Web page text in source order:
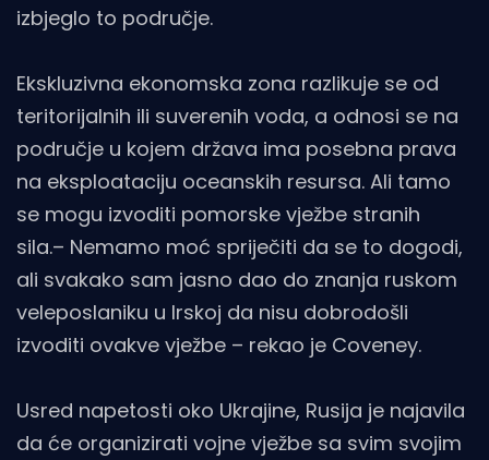
izbjeglo to područje.
Ekskluzivna ekonomska zona razlikuje se od
teritorijalnih ili suverenih voda, a odnosi se na
područje u kojem država ima posebna prava
na eksploataciju oceanskih resursa. Ali tamo
se mogu izvoditi pomorske vježbe stranih
sila.– Nemamo moć spriječiti da se to dogodi,
ali svakako sam jasno dao do znanja ruskom
veleposlaniku u Irskoj da nisu dobrodošli
izvoditi ovakve vježbe – rekao je Coveney.
Usred napetosti oko Ukrajine, Rusija je najavila
da će organizirati vojne vježbe sa svim svojim